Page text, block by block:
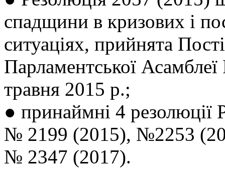
спадщини в кризових і
ситуаціях, прийнята
Парламентської
травня 2015 р.;
● принаймні 4
№ 2199 (2015), №2253
№ 2347 (2017).